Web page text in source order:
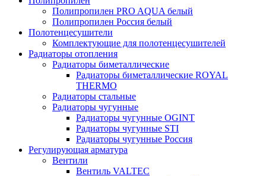
Полипропилен PRO AQUA белый
Полипропилен Россия белый
Полотенцесушители
Комплектующие для полотенцесушителей
Радиаторы отопления
Радиаторы биметаллические
Радиаторы биметаллические ROYAL
THERMO
Радиаторы стальные
Радиаторы чугунные
Радиаторы чугунные OGINT
Радиаторы чугунные STI
Радиаторы чугунные Россия
Регулирующая арматура
Вентили
Вентиль VALTEC